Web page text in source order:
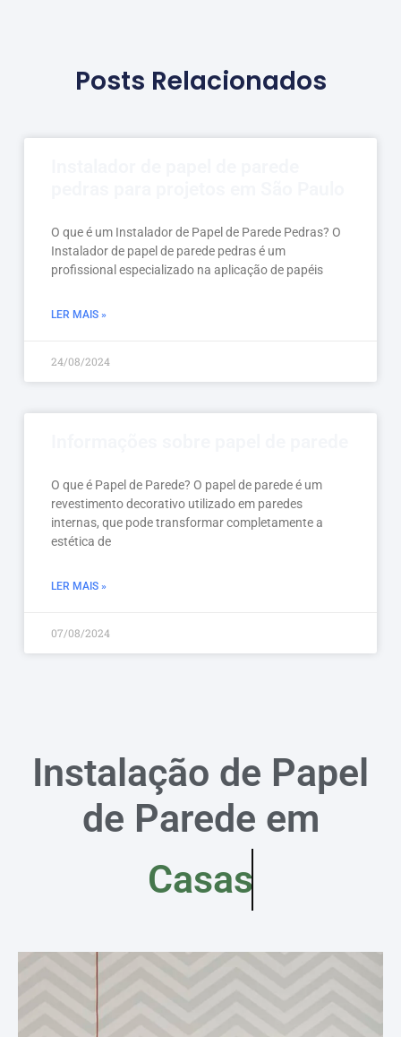
Posts Relacionados
O que é um Instalador de Papel de Parede Pedras? O
Instalador de papel de parede pedras é um
profissional especializado na aplicação de papéis
LER MAIS »
24/08/2024
O que é Papel de Parede? O papel de parede é um
revestimento decorativo utilizado em paredes
internas, que pode transformar completamente a
estética de
LER MAIS »
07/08/2024
Instalação de Papel
de Parede em
Casas